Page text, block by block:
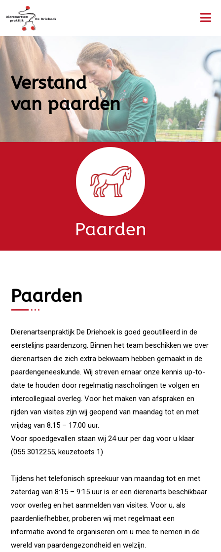
Verstand
van paarden
Paarden
Paarden
Dierenartsenpraktijk De Driehoek is goed geoutilleerd in de
eerstelijns paardenzorg. Binnen het team beschikken we over
dierenartsen die zich extra bekwaam hebben gemaakt in de
paardengeneeskunde. Wij streven ernaar onze kennis up-to-
date te houden door regelmatig nascholingen te volgen en
intercollegiaal overleg. Voor het maken van afspraken en
rijden van visites zijn wij geopend van maandag tot en met
vrijdag van 8:15 – 17:00 uur.
Voor spoedgevallen staan wij 24 uur per dag voor u klaar
(055 3012255, keuzetoets 1)
Tijdens het telefonisch spreekuur van maandag tot en met
zaterdag van 8:15 – 9:15 uur is er een dierenarts beschikbaar
voor overleg en het aanmelden van visites. Voor u, als
paardenliefhebber, proberen wij met regelmaat een
informatie avond te organiseren om u mee te nemen in de
wereld van paardengezondheid en welzijn.